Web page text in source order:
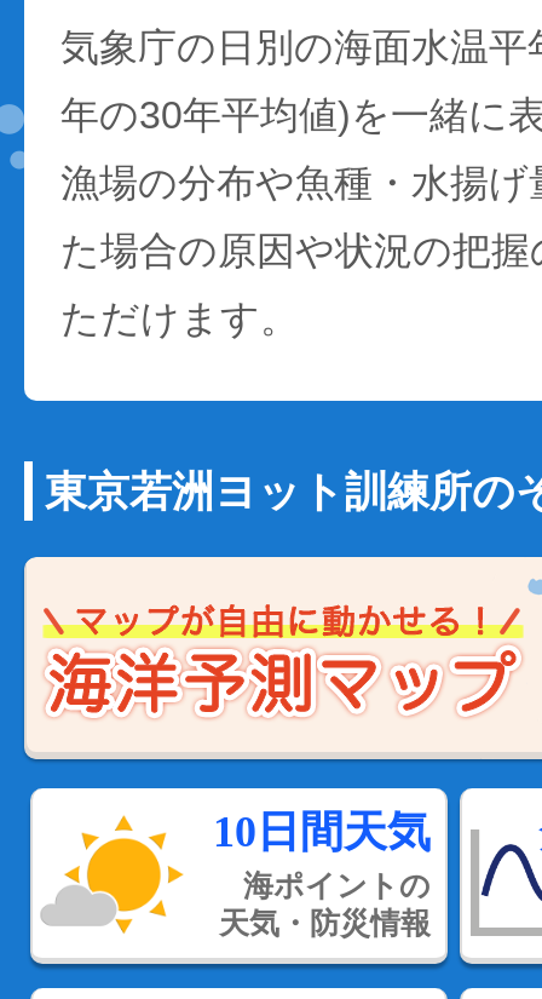
気象庁の日別の海面水温
年の30年平均値)を一緒に
漁場の分布や魚種・水揚
た場合の原因や状況の把
ただけます。
東京若洲ヨット訓練所の
10日間天気
海ポイントの
天気・防災情報